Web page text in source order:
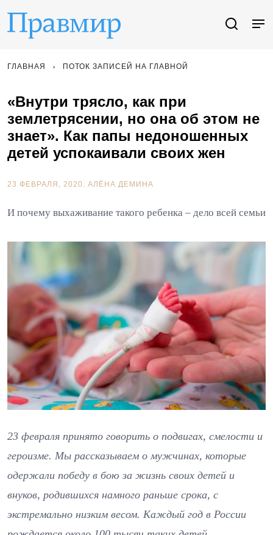
ГЛАВНАЯ ПОТОК ЗАПИСЕЙ НА ГЛАВНОЙ
«Внутри трясло, как при
землетрясении, но она об этом не
знает». Как папы недоношенных
детей успокаивали своих жен
23 ФЕВРАЛЯ, 2020. АЛЁНА ДЕМИНА
И почему выхаживание такого ребенка – дело всей семьи
23 февраля принято говорить о подвигах, смелости и
героизме. Мы рассказываем о мужчинах, которые
одержали победу в бою за жизнь своих детей и
внуков, родившихся намного раньше срока, с
экстремально низким весом. Каждый год в России